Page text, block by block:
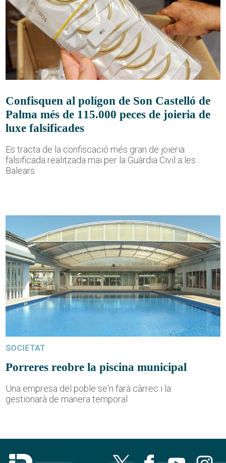
Confisquen al polígon de Son Castelló de
Palma més de 115.000 peces de joieria de
luxe falsificades
Es tracta de la confiscació més gran de joieria
falsificada realitzada mai per la Guàrdia Civil a les
Balears
SOCIETAT
Porreres reobre la piscina municipal
Una empresa del poble se'n farà càrrec i la
gestionarà de manera temporal